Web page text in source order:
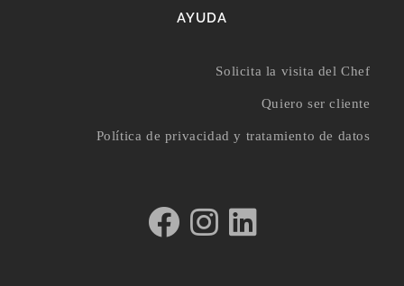
AYUDA
Solicita la visita del Chef
Quiero ser cliente
Política de privacidad y tratamiento de datos